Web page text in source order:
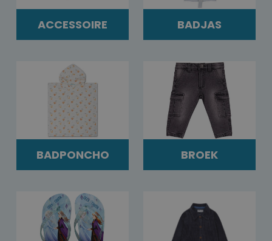
ACCESSOIRE BADJAS
BADPONCHO BROEK